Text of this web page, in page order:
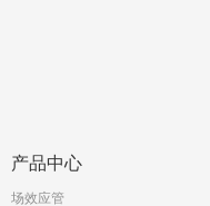
产品中心
场效应管